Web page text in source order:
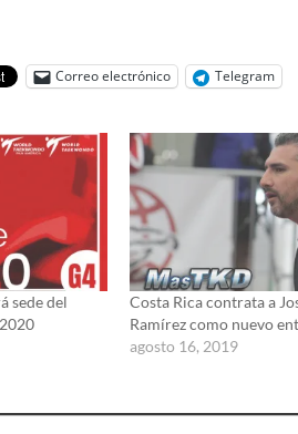
Correo electrónico Telegram
sede del
Costa Rica contrata a
Ramírez como nuevo
agosto 16, 2019